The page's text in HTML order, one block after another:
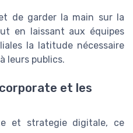
de garder la main sur la
en laissant aux équipes
la latitude nécessaire
leurs publics.
et les
et strategie digitale, ce